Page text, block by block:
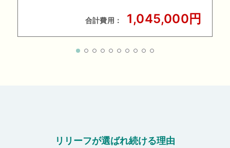
合計費用： 1,045,000円
リリーフが選ばれ続ける理由